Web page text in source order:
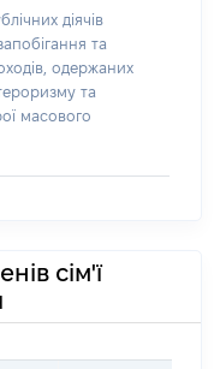
діячів
та
одержаних
та
масового
сім'ї